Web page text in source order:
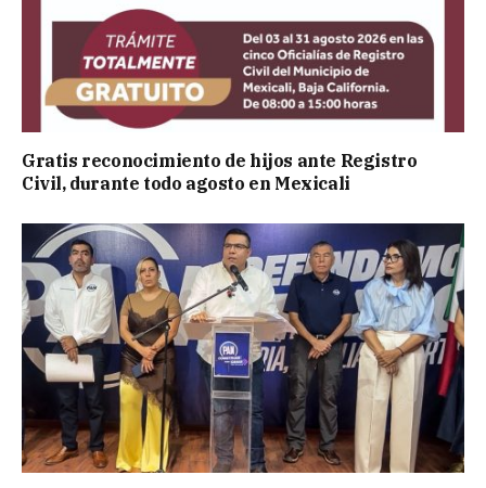
Gratis reconocimiento de hijos ante Registro
Civil, durante todo agosto en Mexicali